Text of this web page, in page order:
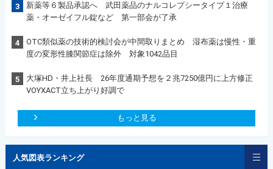
3
新薬等６製品承認へ 武田薬品のナルコレプシータイプ１治療
薬・オーゼイフル錠など 第一部会が了承
4
OTC類似薬の技術的検討会が中間取りまとめ 湿布薬は慢性・重
度の変形性膝関節症は除外 対象1042品目
5
大塚HD・井上社長 26年度通期予想を２兆7250億円に上方修正
VOYXACT立ち上がり好調で
もっと見る
人気図表ランキング